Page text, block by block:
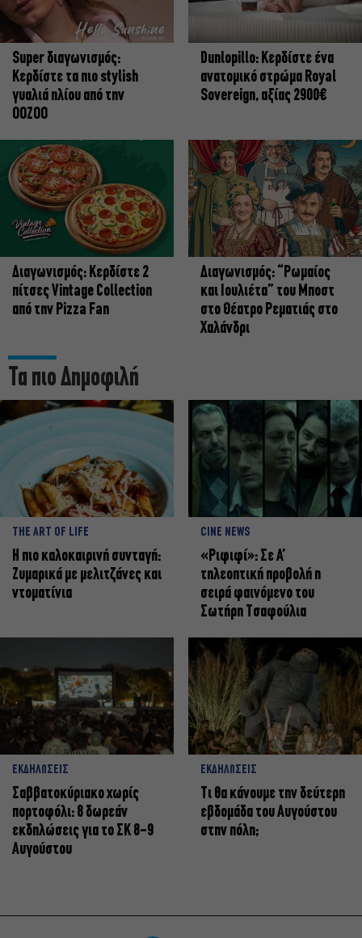
Super διαγωνισμός:
Κερδίστε τα πιο stylish
γυαλιά ηλίου από την
OOZOO
Dunlopillo: Κερδίστε ένα
ανατομικό στρώμα Royal
Sovereign, αξίας 2900€
Διαγωνισμός: Κερδίστε 2
πίτσες Vintage Collection
από την Pizza Fan
Διαγωνισμός: “Ρωμαίος
και Ιουλιέτα” του Μποστ
στο Θέατρο Ρεματιάς στο
Χαλάνδρι
Τα πιο Δημοφιλή
THE ART OF LIFE
Η πιο καλοκαιρινή συνταγή:
Ζυμαρικά με μελιτζάνες και
ντοματίνια
CINE NEWS
«Ριφιφί»: Σε Α’
τηλεοπτική προβολή η
σειρά φαινόμενο του
Σωτήρη Τσαφούλια
ΕΚΔΗΛΩΣΕΙΣ
Σαββατοκύριακο χωρίς
πορτοφόλι: 8 δωρεάν
εκδηλώσεις για το ΣΚ 8-9
Αυγούστου
ΕΚΔΗΛΩΣΕΙΣ
Τι θα κάνουμε την δεύτερη
εβδομάδα του Αυγούστου
στην πόλη;